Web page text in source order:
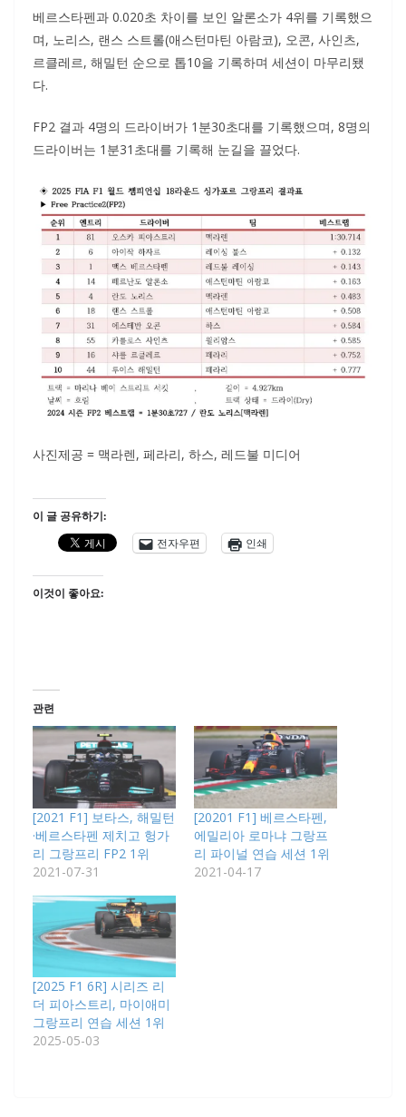
베르스타펜과 0.020초 차이를 보인 알론소가 4위를 기록했으
며, 노리스, 랜스 스트롤(애스턴마틴 아람코), 오콘, 사인츠,
르클레르, 해밀턴 순으로 톱10을 기록하며 세션이 마무리됐
다.
FP2 결과 4명의 드라이버가 1분30초대를 기록했으며, 8명의
드라이버는 1분31초대를 기록해 눈길을 끌었다.
사진제공 = 맥라렌, 페라리, 하스, 레드불 미디어
이 글 공유하기:
전자우편
인쇄
이것이 좋아요:
관련
[2021 F1] 보타스, 해밀턴
·베르스타펜 제치고 헝가
리 그랑프리 FP2 1위
2021-07-31
[20201 F1] 베르스타펜,
에밀리아 로마냐 그랑프
리 파이널 연습 세션 1위
2021-04-17
[2025 F1 6R] 시리즈 리
더 피아스트리, 마이애미
그랑프리 연습 세션 1위
2025-05-03